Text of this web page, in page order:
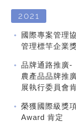
2021
國際專案管理
管理標竿企業
品牌通路推廣-
農產品品牌推
展執行委員會
榮獲國際級獎
Award 肯定